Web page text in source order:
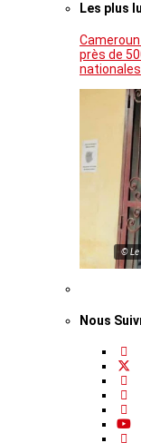
Les plus
près de
nationales
© Le
Nous